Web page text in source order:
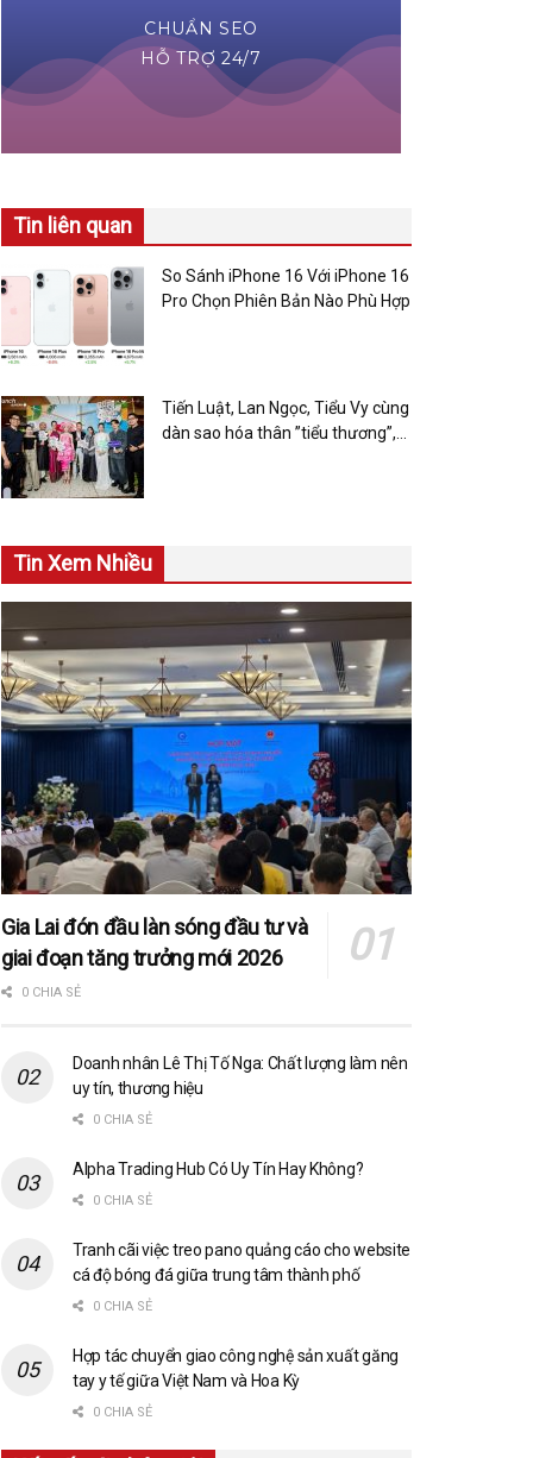
Tin liên quan
So Sánh iPhone 16 Với iPhone 16
Pro Chọn Phiên Bản Nào Phù Hợp
Tiến Luật, Lan Ngọc, Tiểu Vy cùng
dàn sao hóa thân ”tiểu thương”,
Tin Xem Nhiều
Gia Lai đón đầu làn sóng đầu tư và
giai đoạn tăng trưởng mới 2026
0 CHIA SẺ
Doanh nhân Lê Thị Tố Nga: Chất lượng làm nên
uy tín, thương hiệu
0 CHIA SẺ
Alpha Trading Hub Có Uy Tín Hay Không?
0 CHIA SẺ
Tranh cãi việc treo pano quảng cáo cho website
cá độ bóng đá giữa trung tâm thành phố
0 CHIA SẺ
Hợp tác chuyển giao công nghệ sản xuất găng
tay y tế giữa Việt Nam và Hoa Kỳ
0 CHIA SẺ